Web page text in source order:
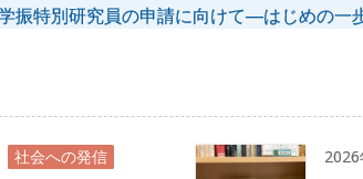
振特別研究員の申請に向けて―はじめの一
社会への発信